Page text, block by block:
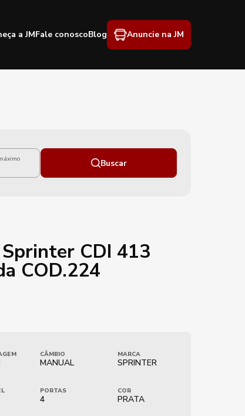
a JMFale conoscoBlog Anuncie na JM
Buscar
CDI 413
COD.224
CÂMBIO
MANUAL
MARCA
SPRINTER
PORTAS
4
COR
PRATA